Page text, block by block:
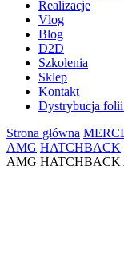
Realizacje
Vlog
Blog
D2D
Szkolenia
Sklep
Kontakt
Dystrybucja
Strona główna
AMG HATCHBACK
AMG HATCHBACK